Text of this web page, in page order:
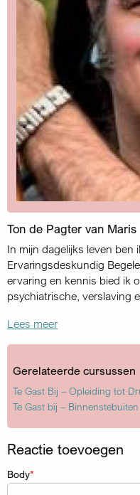
Ton de Pagter van Maris
In mijn dagelijks leven ben
Ervaringsdeskundig
ervaring en kennis bied ik
psychiatrische, verslaving
Lees meer
Gerelateerde cursussen
Te Gast Bij – Opleiding tot
Te Gast bij –
Reactie toevoegen
Body